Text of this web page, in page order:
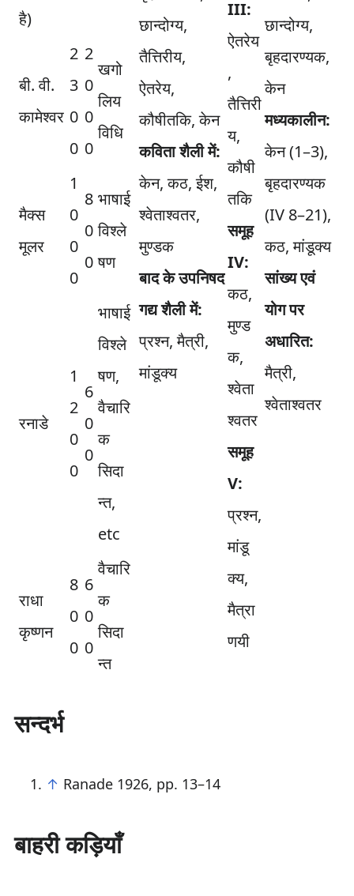
है)
बी. वी.
कामेश्वर
2
3
0
0
2
0
0
0
खगो
लिय
विधि
मैक्स
मूलर
1
0
0
0
8
0
0
भाषाई
विश्ले
षण
रनाडे
1
2
0
0
6
0
0
भाषाई
विश्ले
षण,
वैचारि
क
सिदा
न्त,
etc
राधा
कृष्णन
8
0
0
6
0
0
वैचारि
क
सिदा
न्त
छान्दोग्य,
तैत्तिरीय,
ऐतरेय,
कौषीतकि, केन
कविता शैली में:
केन, कठ, ईश,
श्वेताश्वतर,
मुण्डक
बाद के उपनिषद
गद्य शैली में:
प्रश्न, मैत्री,
मांडूक्य
III:
ऐतरेय
,
तैत्तिरी
य,
कौषी
तकि
समूह
IV:
कठ,
मुण्ड
क,
श्वेता
श्वतर
समूह
V:
प्रश्न,
मांडू
क्य,
मैत्रा
णयी
छान्दोग्य,
बृहदारण्यक,
केन
मध्यकालीन:
केन (1–3),
बृहदारण्यक
(IV 8–21),
कठ, मांडूक्य
सांख्य एवं
योग पर
अधारित:
मैत्री,
श्वेताश्वतर
सन्दर्भ
↑ Ranade 1926, pp. 13–14
बाहरी कड़ियाँ